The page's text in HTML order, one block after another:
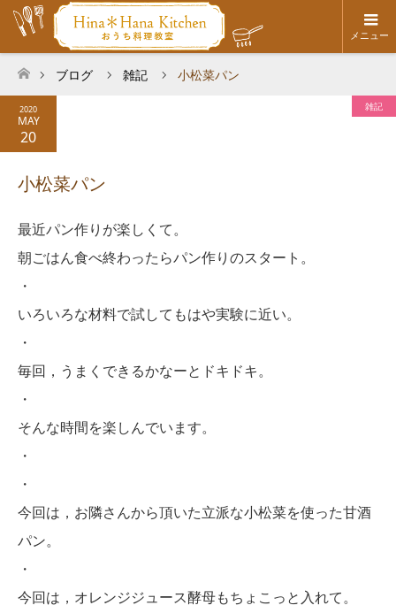
メニュー
ホーム
ブログ 雑記 小松菜パン
2020
MAY
20
雑記
小松菜パン
最近パン作りが楽しくて。
朝ごはん食べ終わったらパン作りのスタート。
・
いろいろな材料で試してもはや実験に近い。
・
毎回，うまくできるかなーとドキドキ。
・
そんな時間を楽しんでいます。
・
・
今回は，お隣さんから頂いた立派な小松菜を使った甘酒
パン。
・
今回は，オレンジジュース酵母もちょこっと入れて。